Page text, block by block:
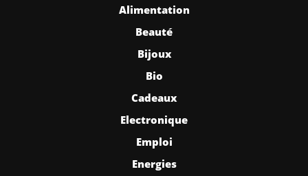
Alimentation
Beauté
Bijoux
Bio
Cadeaux
Electronique
Emploi
Energies